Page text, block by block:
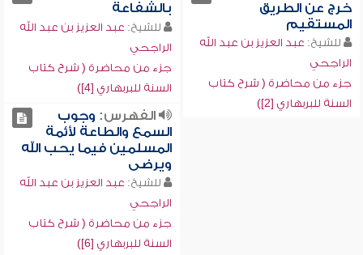
خرج عن الطريق
المستقيم
للشيخ: عبد العزيز بن عبد الله
الراجحي
جزء من محاضرة ( شرح كتاب
السنة للبربهاري [2])
بالشفاعة
للشيخ: عبد العزيز بن عبد الله
الراجحي
جزء من محاضرة ( شرح كتاب
السنة للبربهاري [4])
الفهرس: وجوب
السمع والطاعة لأئمة
المسلمين فيما يحب الله
ويرضى
للشيخ: عبد العزيز بن عبد الله
الراجحي
جزء من محاضرة ( شرح كتاب
السنة للبربهاري [6])